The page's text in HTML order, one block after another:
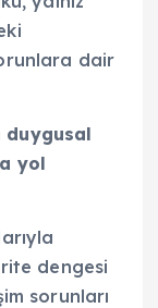
dair
duygusal
yol
dengesi
sorunları